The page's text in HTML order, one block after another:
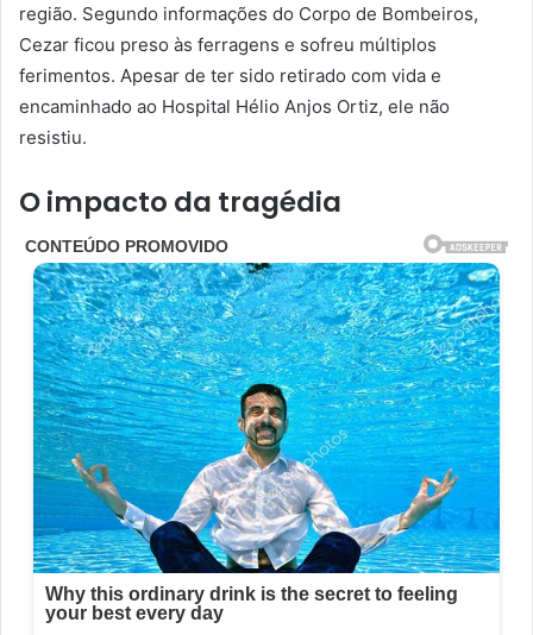
região. Segundo informações do Corpo de Bombeiros,
Cezar ficou preso às ferragens e sofreu múltiplos
ferimentos. Apesar de ter sido retirado com vida e
encaminhado ao Hospital Hélio Anjos Ortiz, ele não
resistiu.
O impacto da tragédia